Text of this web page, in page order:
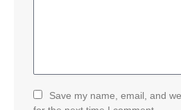
Save my name, email, and